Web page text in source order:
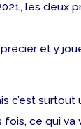
les
et y
c’est surtout
ce qui